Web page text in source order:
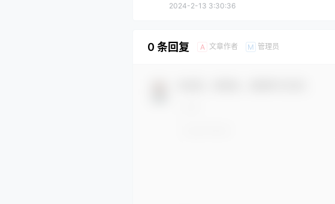
2024-2-13 3:30:36
0 条回复 A 文章作者 M 管理员